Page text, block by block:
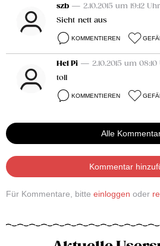
szb — 2.10.2015 um 19:12 Uhr
Sieht nett aus
KOMMENTIEREN
Hel Pi — 2.10.2015 um 08:10
toll
KOMMENTIEREN
Alle
Kommentar
Für Kommentare, bitte einloggen oder